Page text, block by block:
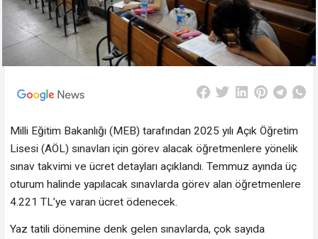
Milli Eğitim Bakanlığı (MEB) tarafından 2025 yılı Açık Öğretim
Lisesi (AÖL) sınavları için görev alacak öğretmenlere yönelik
sınav takvimi ve ücret detayları açıklandı. Temmuz ayında üç
oturum halinde yapılacak sınavlarda görev alan öğretmenlere
4.221 TL’ye varan ücret ödenecek.
Yaz tatili dönemine denk gelen sınavlarda, çok sayıda